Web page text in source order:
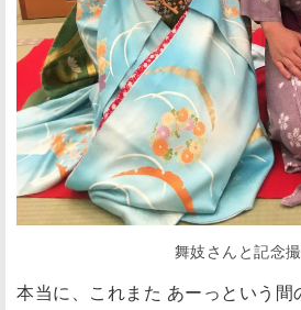
舞妓さんと記念
本当に、これまた あーっという